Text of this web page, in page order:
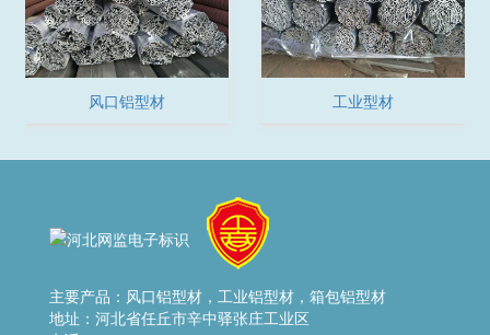
风口铝型材 工业型材
主要产品： 风口铝型材，工业铝型材，箱包铝型材
地址：河北省任丘市辛中驿张庄工业区